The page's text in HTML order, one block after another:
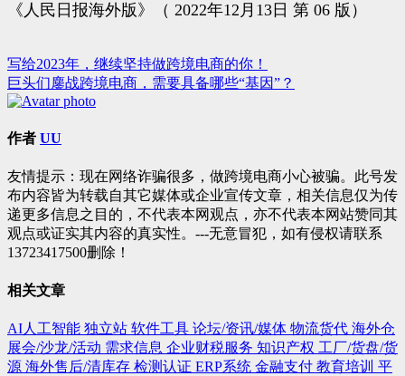
《人民日报海外版》（ 2022年12月13日 第 06 版）
文
章
导
写给2023年，继续坚持做跨境电商的你！
巨头们鏖战跨境电商，需要具备哪些“基因”？
作者 UU
友情提示：现在网络诈骗很多，做跨境电商小心被骗。此号发
布内容皆为转载自其它媒体或企业宣传文章，相关信息仅为传
递更多信息之目的，不代表本网观点，亦不代表本网站赞同其
观点或证实其内容的真实性。---无意冒犯，如有侵权请联系
13723417500删除！
相关文章
AI人工智能 独立站 软件工具 论坛/资讯/媒体 物流货代 海外仓
展会/沙龙/活动 需求信息 企业财税服务 知识产权 工厂/货盘/货
源 海外售后/清库存 检测认证 ERP系统 金融支付 教育培训 平